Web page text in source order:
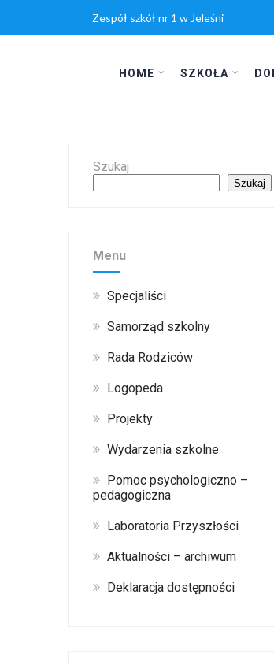
Zespół szkół nr 1 w Jeleśni
HOME SZKOŁA
Szukaj
Szukaj
Menu
Specjaliści
Samorząd szkolny
Rada Rodziców
Logopeda
Projekty
Wydarzenia szkolne
Pomoc psychologiczno –
pedagogiczna
Laboratoria Przyszłości
Aktualności – archiwum
Deklaracja dostępności